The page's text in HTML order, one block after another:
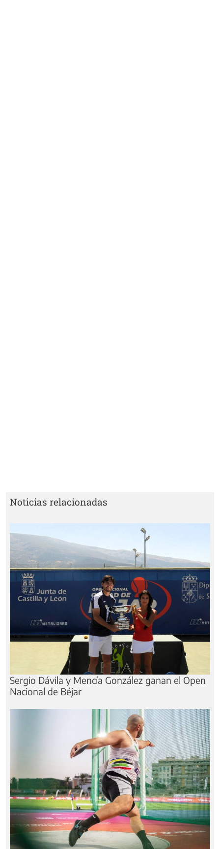
Noticias relacionadas
Sergio Dávila y Mencía González ganan el Open
Nacional de Béjar